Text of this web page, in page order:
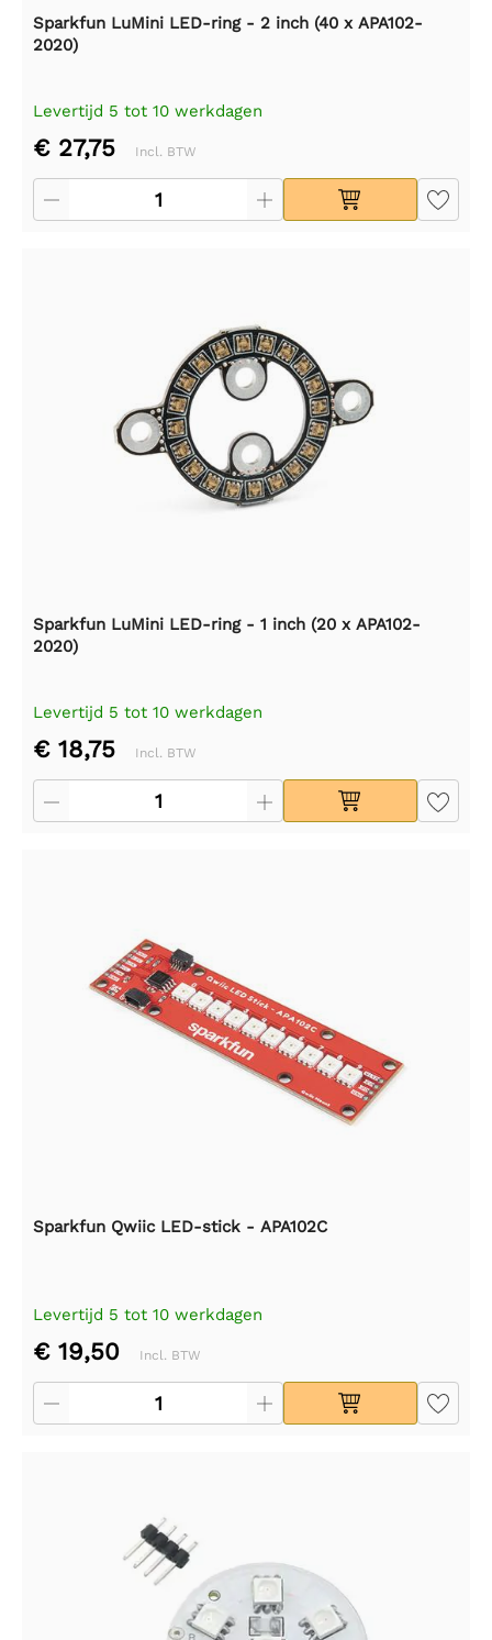
Sparkfun LuMini LED-ring - 2 inch (40 x APA102-
2020)
Levertijd 5 tot 10 werkdagen
€ 27,75 Incl. BTW
Sparkfun LuMini LED-ring - 1 inch (20 x APA102-
2020)
Levertijd 5 tot 10 werkdagen
€ 18,75 Incl. BTW
Sparkfun Qwiic LED-stick - APA102C
Levertijd 5 tot 10 werkdagen
€ 19,50 Incl. BTW